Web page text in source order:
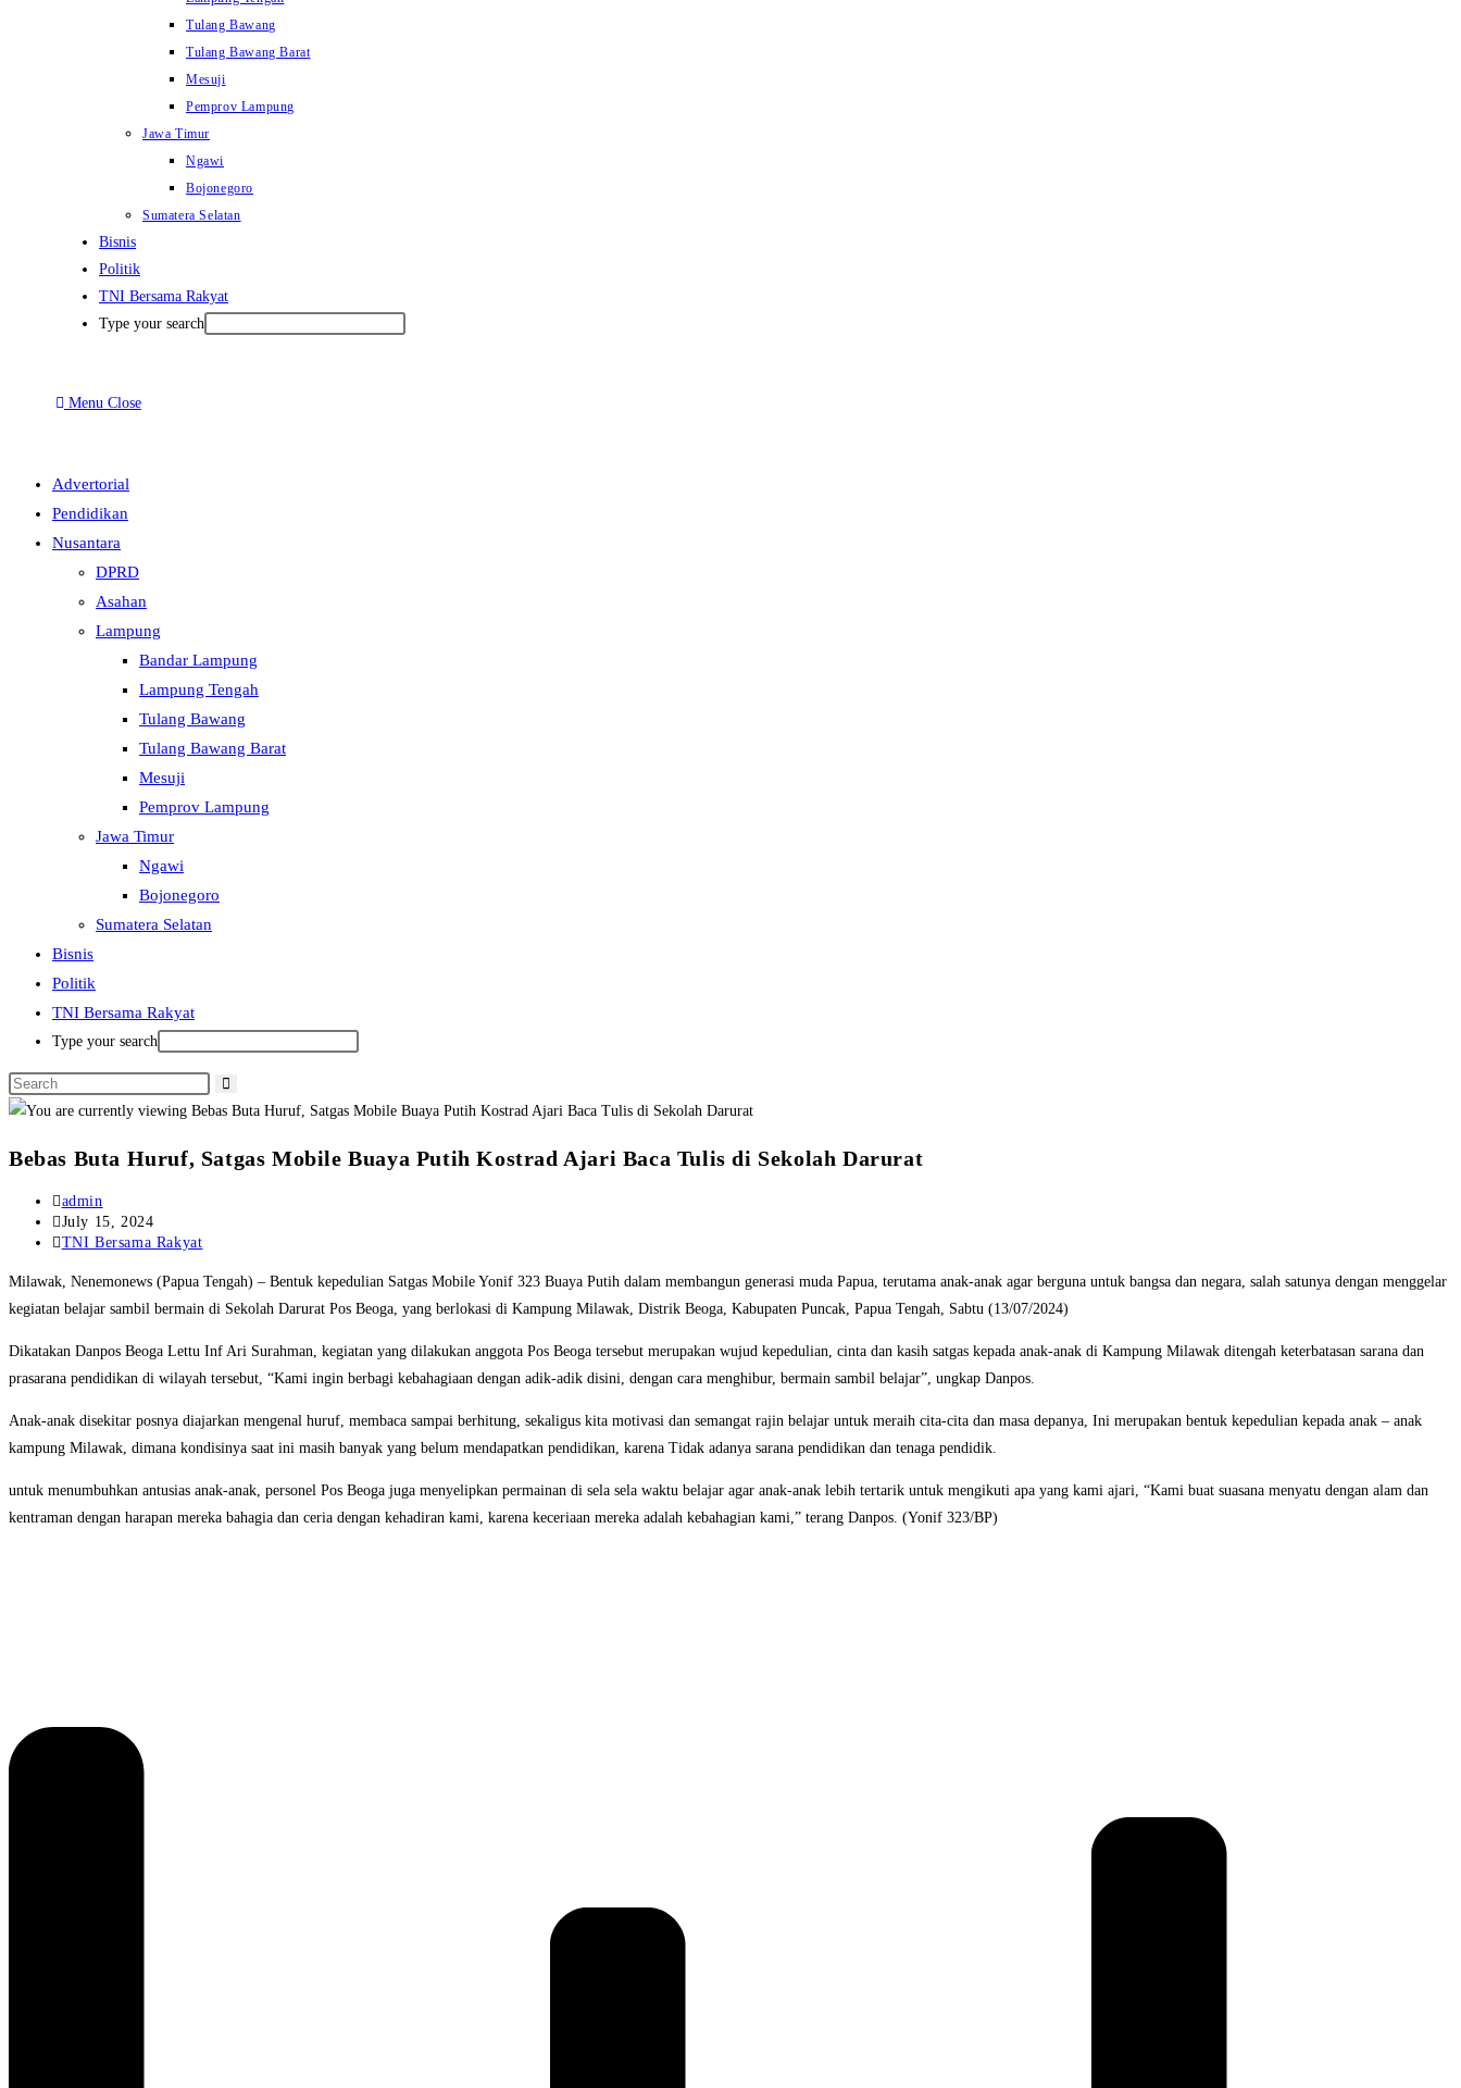
Tulang Bawang
Tulang Bawang Barat
Mesuji
Pemprov Lampung
Jawa Timur
Ngawi
Bojonegoro
Sumatera Selatan
Bisnis
Politik
TNI Bersama Rakyat
Type your search
Menu Close
Advertorial
Pendidikan
Nusantara
DPRD
Asahan
Lampung
Bandar Lampung
Lampung Tengah
Tulang Bawang
Tulang Bawang Barat
Mesuji
Pemprov Lampung
Jawa Timur
Ngawi
Bojonegoro
Sumatera Selatan
Bisnis
Politik
TNI Bersama Rakyat
Type your search
Bebas Buta Huruf, Satgas Mobile Buaya Putih Kostrad Ajari Baca Tulis di Sekolah Darurat
Post
author:
admin
Post
published:
July 15, 2024
Post
TNI Bersama Rakyat
Milawak, Nenemonews (Papua Tengah) – Bentuk kepedulian Satgas Mobile Yonif 323 Buaya Putih dalam membangun generasi muda Papua, terutama anak-anak agar berguna untuk bangsa dan negara, salah satunya dengan menggelar
kegiatan belajar sambil bermain di Sekolah Darurat Pos Beoga, yang berlokasi di Kampung Milawak, Distrik Beoga, Kabupaten Puncak, Papua Tengah, Sabtu (13/07/2024)
Dikatakan Danpos Beoga Lettu Inf Ari Surahman, kegiatan yang dilakukan anggota Pos Beoga tersebut merupakan wujud kepedulian, cinta dan kasih satgas kepada anak-anak di Kampung Milawak ditengah keterbatasan sarana dan
prasarana pendidikan di wilayah tersebut, “Kami ingin berbagi kebahagiaan dengan adik-adik disini, dengan cara menghibur, bermain sambil belajar”, ungkap Danpos.
Anak-anak disekitar posnya diajarkan mengenal huruf, membaca sampai berhitung, sekaligus kita motivasi dan semangat rajin belajar untuk meraih cita-cita dan masa depanya, Ini merupakan bentuk kepedulian kepada anak – anak
kampung Milawak, dimana kondisinya saat ini masih banyak yang belum mendapatkan pendidikan, karena Tidak adanya sarana pendidikan dan tenaga pendidik.
untuk menumbuhkan antusias anak-anak, personel Pos Beoga juga menyelipkan permainan di sela sela waktu belajar agar anak-anak lebih tertarik untuk mengikuti apa yang kami ajari, “Kami buat suasana menyatu dengan alam dan
kentraman dengan harapan mereka bahagia dan ceria dengan kehadiran kami, karena keceriaan mereka adalah kebahagian kami,” terang Danpos. (Yonif 323/BP)